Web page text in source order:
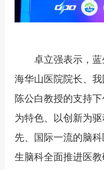
卓立强表示，蓝
海华山医院院长、
陈公白教授的支持
为特色、以创新为
先、国际一流的脑
生脑科全面推进医